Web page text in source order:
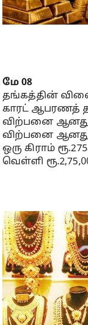
மே 08
தங்கத்தின்
காரட் ஆபரணத்
விற்பனை ஆனது.
விற்பனை
ஒரு கிராம்
வெள்ளி